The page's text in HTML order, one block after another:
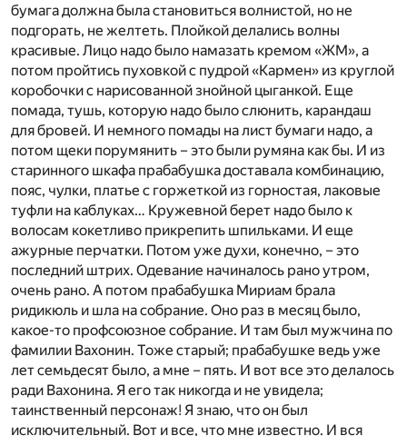
бумага должна была становиться волнистой, но не
подгорать, не желтеть. Плойкой делались волны
красивые. Лицо надо было намазать кремом «ЖМ», а
потом пройтись пуховкой с пудрой «Кармен» из круглой
коробочки с нарисованной знойной цыганкой. Еще
помада, тушь, которую надо было слюнить, карандаш
для бровей. И немного помады на лист бумаги надо, а
потом щеки порумянить – это были румяна как бы. И из
старинного шкафа прабабушка доставала комбинацию,
пояс, чулки, платье с горжеткой из горностая, лаковые
туфли на каблуках… Кружевной берет надо было к
волосам кокетливо прикрепить шпильками. И еще
ажурные перчатки. Потом уже духи, конечно, – это
последний штрих. Одевание начиналось рано утром,
очень рано. А потом прабабушка Мириам брала
ридикюль и шла на собрание. Оно раз в месяц было,
какое-то профсоюзное собрание. И там был мужчина по
фамилии Вахонин. Тоже старый; прабабушке ведь уже
лет семьдесят было, а мне – пять. И вот все это делалось
ради Вахонина. Я его так никогда и не увидела;
таинственный персонаж! Я знаю, что он был
исключительный. Вот и все, что мне известно. И вся